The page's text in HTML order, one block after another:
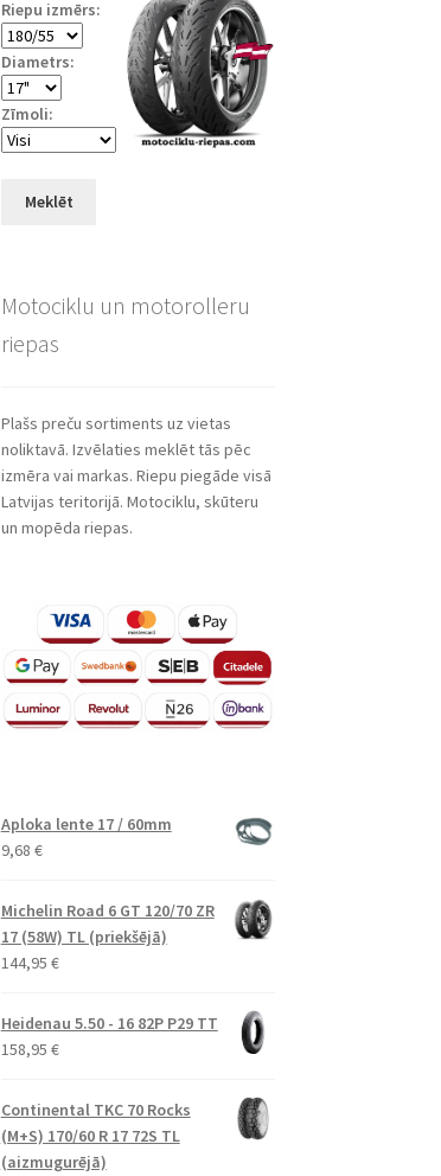
Riepu izmērs:
Diametrs:
Zīmoli:
Meklēt
Motociklu un motorolleru
riepas
Plašs preču sortiments uz vietas
noliktavā. Izvēlaties meklēt tās pēc
izmēra vai markas. Riepu piegāde visā
Latvijas teritorijā. Motociklu, skūteru
un mopēda riepas.
Aploka lente 17 / 60mm
9,68 €
Michelin Road 6 GT 120/70 ZR
17 (58W) TL (priekšējā)
144,95 €
Heidenau 5.50 - 16 82P P29 TT
158,95 €
Continental TKC 70 Rocks
(M+S) 170/60 R 17 72S TL
(aizmugurējā)